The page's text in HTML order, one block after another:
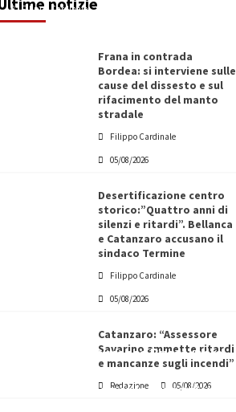
Filippo Cardinale
Frana in contrada
Bordea: si interviene sulle
cause del dissesto e sul
rifacimento del manto
stradale
Filippo Cardinale
05/08/2026
Desertificazione centro
storico:”Quattro anni di
silenzi e ritardi”. Bellanca
e Catanzaro accusano il
sindaco Termine
Filippo Cardinale
05/08/2026
Catanzaro: “Assessore
Savarino ammette ritardi
e mancanze sugli incendi”
Redazione 05/08/2026
L’ingegnere saccense Buscarnera
partner chiave di un progetto
transnazionale per la transizione